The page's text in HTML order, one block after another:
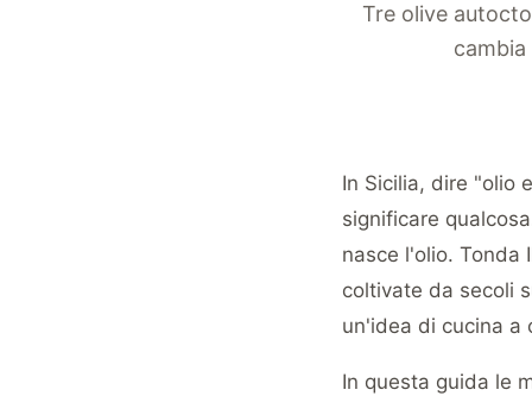
Tre olive
In Sicilia, dire "olio
significare
nasce l'olio. Tonda
coltivate da secoli
un'idea di cucina a
In questa guida le